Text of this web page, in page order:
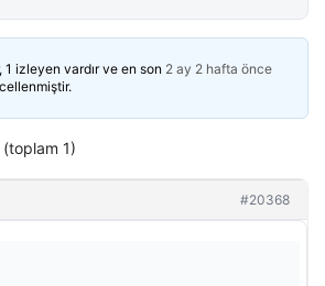
1 izleyen vardır ve en son 2 ay 2 hafta önce
1)
#20368